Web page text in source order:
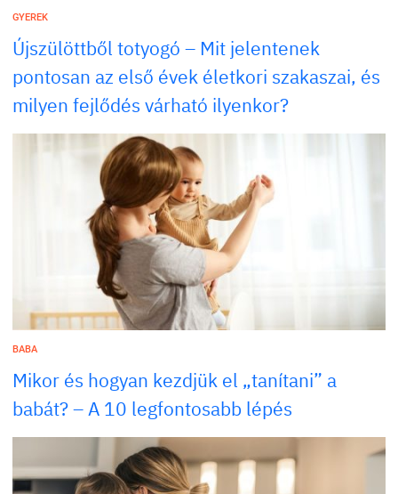
GYEREK
Újszülöttből totyogó – Mit jelentenek
pontosan az első évek életkori szakaszai, és
milyen fejlődés várható ilyenkor?
BABA
Mikor és hogyan kezdjük el „tanítani” a
babát? – A 10 legfontosabb lépés